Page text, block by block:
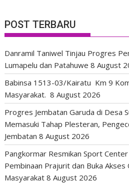
POST TERBARU
Danramil Taniwel Tinjau Progres
Lumapelu dan Patahuwe 8 August
Babinsa 1513-03/Kairatu Km 9
Masyarakat. 8 August 2026
Progres Jembatan Garuda di Desa
Memasuki Tahap Plesteran,
Jembatan 8 August 2026
Pangkormar Resmikan Sport
Pembinaan Prajurit dan Buka Akses
Masyarakat 8 August 2026